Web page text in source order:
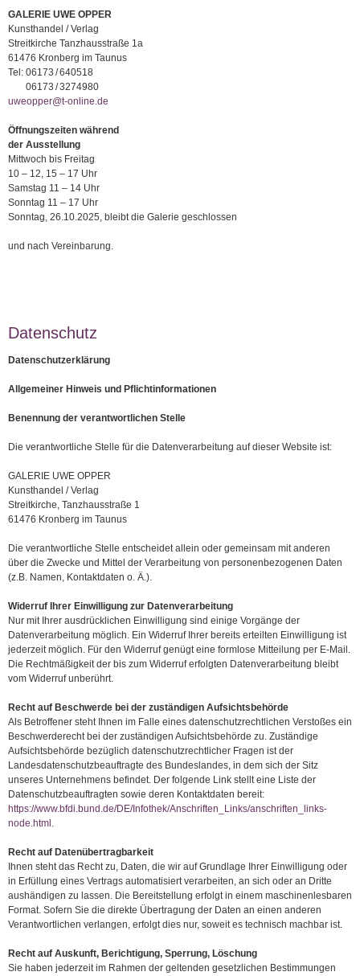
GALERIE UWE OPPER
Kunsthandel / Verlag
Streitkirche Tanzhausstraße 1a
61476 Kronberg im Taunus
Tel: 06173 / 640518
06173 / 3274980
uweopper@t-online.de
Öffnungszeiten während
der Ausstellung
Mittwoch bis Freitag
10 – 12, 15 – 17 Uhr
Samstag 11 – 14 Uhr
Sonntag 11 – 17 Uhr
Sonntag, 26.10.2025, bleibt die Galerie geschlossen
und nach Vereinbarung.
Datenschutz
Datenschutzerklärung
Allgemeiner Hinweis und Pflichtinformationen
Benennung der verantwortlichen Stelle
Die verantwortliche Stelle für die Datenverarbeitung auf dieser Website ist:
GALERIE UWE OPPER
Kunsthandel / Verlag
Streitkirche, Tanzhausstraße 1
61476 Kronberg im Taunus
Die verantwortliche Stelle entscheidet allein oder gemeinsam mit anderen
über die Zwecke und Mittel der Verarbeitung von personenbezogenen Daten
(z.B. Namen, Kontaktdaten o. Ä.).
Widerruf Ihrer Einwilligung zur Datenverarbeitung
Nur mit Ihrer ausdrücklichen Einwilligung sind einige Vorgänge der
Datenverarbeitung möglich. Ein Widerruf Ihrer bereits erteilten Einwilligung ist
jederzeit möglich. Für den Widerruf genügt eine formlose Mitteilung per E-Mail.
Die Rechtmäßigkeit der bis zum Widerruf erfolgten Datenverarbeitung bleibt
vom Widerruf unberührt.
Recht auf Beschwerde bei der zuständigen Aufsichtsbehörde
Als Betroffener steht Ihnen im Falle eines datenschutzrechtlichen Verstoßes ein
Beschwerderecht bei der zuständigen Aufsichtsbehörde zu. Zuständige
Aufsichtsbehörde bezüglich datenschutzrechtlicher Fragen ist der
Landesdatenschutzbeauftragte des Bundeslandes, in dem sich der Sitz
unseres Unternehmens befindet. Der folgende Link stellt eine Liste der
Datenschutzbeauftragten sowie deren Kontaktdaten bereit:
https://www.bfdi.bund.de/DE/Infothek/Anschriften_Links/anschriften_links-
node.html .
Recht auf Datenübertragbarkeit
Ihnen steht das Recht zu, Daten, die wir auf Grundlage Ihrer Einwilligung oder
in Erfüllung eines Vertrags automatisiert verarbeiten, an sich oder an Dritte
aushändigen zu lassen. Die Bereitstellung erfolgt in einem maschinenlesbaren
Format. Sofern Sie die direkte Übertragung der Daten an einen anderen
Verantwortlichen verlangen, erfolgt dies nur, soweit es technisch machbar ist.
Recht auf Auskunft, Berichtigung, Sperrung, Löschung
Sie haben jederzeit im Rahmen der geltenden gesetzlichen Bestimmungen